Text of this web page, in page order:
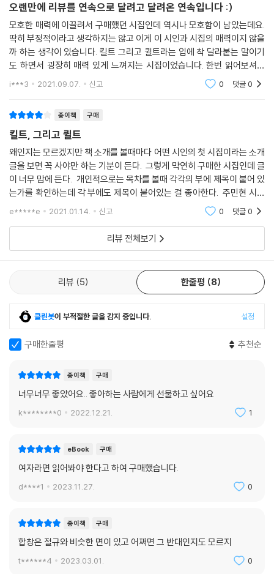
철새를 사냥하듯이 총을 들고 숲을 뒤졌다고 했다
그녀의 친구가 옆집 남자와 웃으며 대화했다는 이유로
(…)
우리는 나란히 앉아
이 세계에 허락된 음식을 먹는다
_「철새와 엽총」에서
‘나’와 나의 ‘이란인 친구’는 “나란히 앉아 피를 흘리고” “가슴이 있어서 여
자라 불린다”. ‘우리’는 둘 다 여성이지만, 남편 아닌 남자와 이야기했다는
이유로 살해당할 수도 있는 건 친구이지 ‘나’가 아니다. 친구 역시 그 이야
기를 할 수 있는 비교적 안전한 상황에 ‘나’와 함께 있는 것으로 보이므로,
친구와 친구의 다른 친구들 역시 같은 상황이라 할 수 없으리라.
김상혁 시인이 발문에서 지적한 바, 주민현 시인은 주체와 타자를 한 프레
임 안에 ‘더블’로 놓으며 두 존재의 연대의식을 그리는 동시에 둘의 차이를
드러내는 데까지 골몰해 나아간다. “그렇게 다르면서도 그들은 같다. 아니,
둘이 그토록 다르기에 그들은 오히려 같음을 주장할 수 있다. 서로 그토록
다름에도 불구하고 (…) 둘은 오직 여성이라는 이유만으로 똑같이 위태롭
‘동등/위계’ ‘갱신/왜곡’ 등의 요소로 대응하면서, 전혀 폭력적이지 않은
다.”(김상혁, 발문 「우리는 하지, 돌이켜 하지」에서)
지 않는다. 광기 어린 시어들로 억압해왔던 것들을 낱낱이 표출하거나 칼
앉아 티브이를 보며 그의 이야기를 들어주는 쪽이다. 감시와 위계가 없는
교감을 통해서만이 회복될 수 있는 관계를 응시하는 쪽이다.
눈을 감고 걸어도 암흑과 지팡이의 세계를
기울어진 채로 걸어가는 이 길은 흔들리고
오랜만에 리뷰를 연속으로 달려고 달려온 연속입니다 :)
모호한 매력에 이끌려서 구매했던 시집인데 역시나 모호함이 남았는데요.
딱히 부정적이라고 생각하지는 않고 이게 이 시인과 시집의 매력이지 않을
까 하는 생각이 있습니다. 킬트 그리고 퀼트라는 입에 착 달라붙는 말이기
도 하면서 굉장히 매력 있게 느껴지는 시집이었습니다. 한번 읽어보셔도
좋을 것 같다는 생각이 듭니다. 킬트, 그리고 퀼트라는 의미에 대해서 살펴
i***3 2021.09.07. 신고 0 댓글0
종이책 구매
킬트, 그리고 퀼트
왜인지는 모르겠지만 책 소개를 볼때마다 어떤 시인의 첫 시집이라는 소개
글을 보면 꼭 사야만 하는 기분이 든다. 그렇게 막연히 구매한 시집인데 글
이 너무 맘에 든다. 개인적으로는 목차를 볼때 각각의 부에 제목이 붙어 있
는가를 확인하는데 각 부에도 제목이 붙어있는 걸 좋아한다. 주민현 시인
의 시집 ＜킬트, 그리고 퀼트＞는 각 부의 제목도 너무 맘에 든다. 1부 우리
e*****e 2021.01.14. 신고 0 댓글0
리뷰 전체보기
리뷰 5 한줄평 8
클린봇이 부적절한 글을 감지 중입니다. 설정
구매한줄평 추천순
종이책 구매
너무너무 좋았어요.. 좋아하는 사람에게 선물하고 싶어요
k********0 2022.12.21. 1
eBook 구매
여자라면 읽어봐야 한다고 하여 구매했습니다.
d****1 2023.11.27. 0
종이책 구매
합창은 절규와 비슷한 면이 있고 어쩌면 그 반대인지도 모르지
t******4 2023.03.01. 0